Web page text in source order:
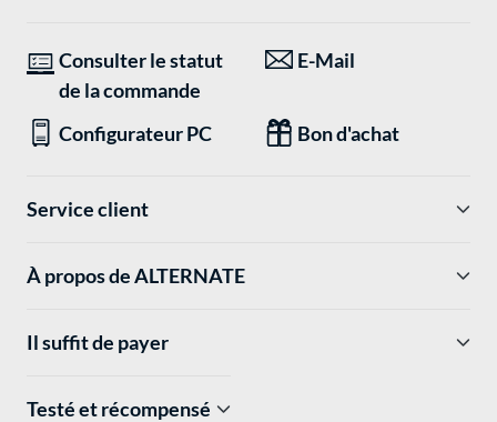
Consulter le statut
de la commande
E-Mail
Configurateur PC Bon d'achat
Service client
À propos de ALTERNATE
Il suffit de payer
Testé et récompensé